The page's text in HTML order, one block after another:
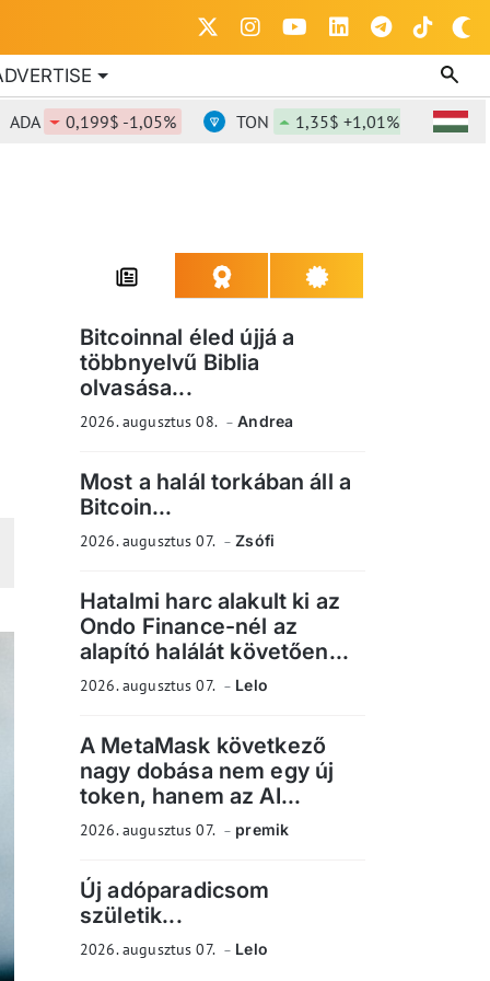
0,199$ -1,05% TON 1,35$ +1,01% DOT
Bitcoinnal éled újjá a
többnyelvű Biblia
olvasása...
2026. augusztus 08. Andrea
Most a halál torkában áll a
Bitcoin...
2026. augusztus 07. Zsófi
Hatalmi harc alakult ki az
Ondo Finance-nél az
alapító halálát követően...
2026. augusztus 07. Lelo
A MetaMask következő
nagy dobása nem egy új
token, hanem az AI...
2026. augusztus 07. premik
Új adóparadicsom
születik...
2026. augusztus 07. Lelo